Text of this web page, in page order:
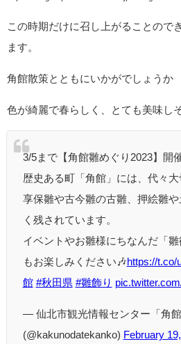
この時期だけに召し上がることので
ます。
角館散策とともにいかがでしょうか
色が綺麗で春らしく、とても美味し
3/5まで【角館雛めぐり2023】開
歴史ある町「角館」には、代々
享保雛や古今雛の古雛、押絵雛
く残されています。
イベントやお雛様にちなんだ「
もお楽しみください🎶https://t.co/
館 #秋田県 #雛飾り
— 仙北市観光情報センター「角館
(@kakunodatekanko) February